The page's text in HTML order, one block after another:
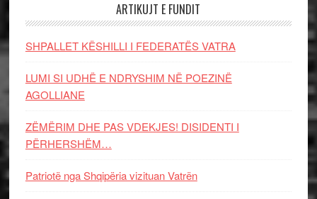
ARTIKUJT E FUNDIT
SHPALLET KËSHILLI I FEDERATËS VATRA
LUMI SI UDHË E NDRYSHIM NË POEZINË
AGOLLIANE
ZËMËRIM DHE PAS VDEKJES! DISIDENTI I
PËRHERSHËM…
Patriotë nga Shqipëria vizituan Vatrën